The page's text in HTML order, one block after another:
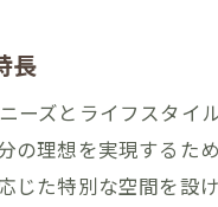
長
ーズとライフスタイ
の理想を実現するた
じた特別な空間を設